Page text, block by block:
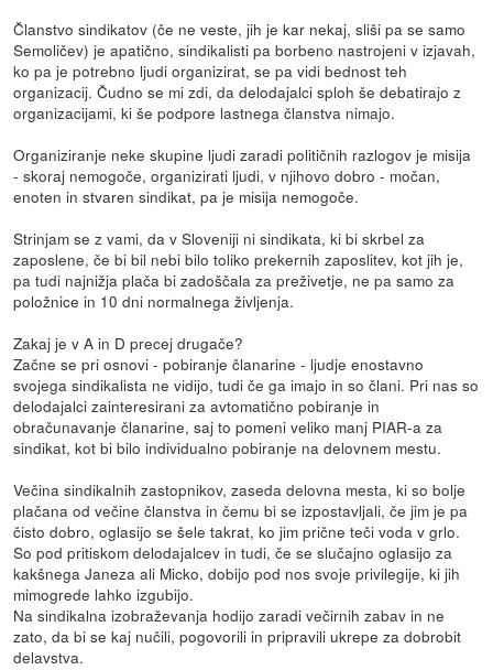
Članstvo sindikatov (če ne veste, jih je kar nekaj, sliši pa se samo
Semoličev) je apatično, sindikalisti pa borbeno nastrojeni v izjavah,
ko pa je potrebno ljudi organizirat, se pa vidi bednost teh
organizacij. Čudno se mi zdi, da delodajalci sploh še debatirajo z
organizacijami, ki še podpore lastnega članstva nimajo.
Organiziranje neke skupine ljudi zaradi političnih razlogov je misija
- skoraj nemogoče, organizirati ljudi, v njihovo dobro - močan,
enoten in stvaren sindikat, pa je misija nemogoče.
Strinjam se z vami, da v Sloveniji ni sindikata, ki bi skrbel za
zaposlene, če bi bil nebi bilo toliko prekernih zaposlitev, kot jih je,
pa tudi najnižja plača bi zadoščala za preživetje, ne pa samo za
položnice in 10 dni normalnega življenja.
Zakaj je v A in D precej drugače?
Začne se pri osnovi - pobiranje članarine - ljudje enostavno
svojega sindikalista ne vidijo, tudi če ga imajo in so člani. Pri nas so
delodajalci zainteresirani za avtomatično pobiranje in
obračunavanje članarine, saj to pomeni veliko manj PIAR-a za
sindikat, kot bi bilo individualno pobiranje na delovnem mestu.
Večina sindikalnih zastopnikov, zaseda delovna mesta, ki so bolje
plačana od večine članstva in čemu bi se izpostavljali, če jim je pa
čisto dobro, oglasijo se šele takrat, ko jim prične teči voda v grlo.
So pod pritiskom delodajalcev in tudi, če se slučajno oglasijo za
kakšnega Janeza ali Micko, dobijo pod nos svoje privilegije, ki jih
mimogrede lahko izgubijo.
Na sindikalna izobraževanja hodijo zaradi večirnih zabav in ne
zato, da bi se kaj nučili, pogovorili in pripravili ukrepe za dobrobit
delavstva.